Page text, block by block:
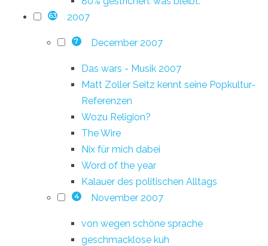
63 2007
7 December 2007
Das wars - Musik 2007
Matt Zoller Seitz kennt seine Popkultur-
Referenzen
Wozu Religion?
The Wire
Nix für mich dabei
Word of the year
Kalauer des politischen Alltags
4 November 2007
von wegen schöne sprache
geschmacklose kuh